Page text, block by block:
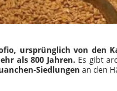
ursprünglich von den
als 800 Jahren. Es gibt
Siedlungen an den